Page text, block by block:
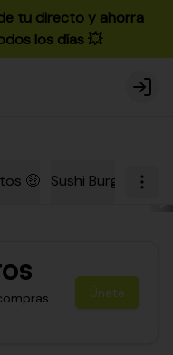
tu directo y ahorra
los días 💥
Login
🤑 Sushi Burgers
Únete